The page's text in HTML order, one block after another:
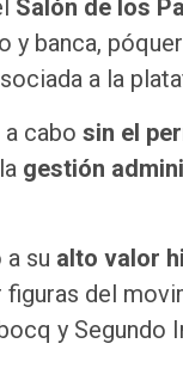
Salón de los
y banca,
a la
cabo sin el
gestión
su alto valor
del
y Segundo